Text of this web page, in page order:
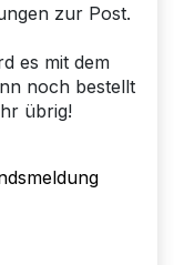
zur Post.
es mit dem
noch bestellt
übrig!